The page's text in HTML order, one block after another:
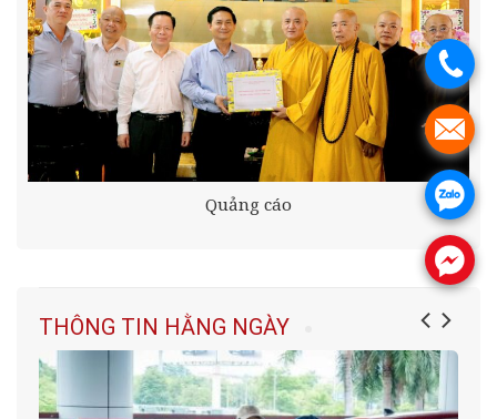
Quảng cáo
THÔNG TIN HẰNG NGÀY
.
.
.
.